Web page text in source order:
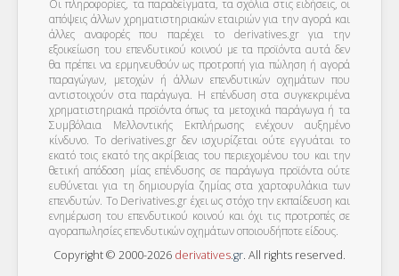
Οι πληροφορίες, τα παραδείγματα, τα σχόλια στις ειδήσεις, οι
απόψεις άλλων χρηματιστηριακών εταιριών για την αγορά και
άλλες αναφορές που παρέχει το derivatives.gr για την
εξοικείωση του επενδυτικού κοινού με τα προϊόντα αυτά δεν
θα πρέπει να ερμηνευθούν ως προτροπή για πώληση ή αγορά
παραγώγων, μετοχών ή άλλων επενδυτικών οχημάτων που
αντιστοιχούν στα παράγωγα. Η επένδυση στα συγκεκριμένα
χρηματιστηριακά προϊόντα όπως τα μετοχικά παράγωγα ή τα
Συμβόλαια Μελλοντικής Εκπλήρωσης ενέχουν αυξημένο
κίνδυνο. Το derivatives.gr δεν ισχυρίζεται ούτε εγγυάται το
εκατό τοις εκατό της ακρίβειας του περιεχομένου του και την
θετική απόδοση μίας επένδυσης σε παράγωγα προϊόντα ούτε
ευθύνεται για τη δημιουργία ζημίας στα χαρτοφυλάκια των
επενδυτών. To Derivatives.gr έχει ως στόχο την εκπαίδευση και
ενημέρωση του επενδυτικού κοινού και όχι τις προτροπές σε
αγοραπωλησίες επενδυτικών οχημάτων οποιουδήποτε είδους.
Copyright © 2000-2026 derivatives.gr. All rights reserved.